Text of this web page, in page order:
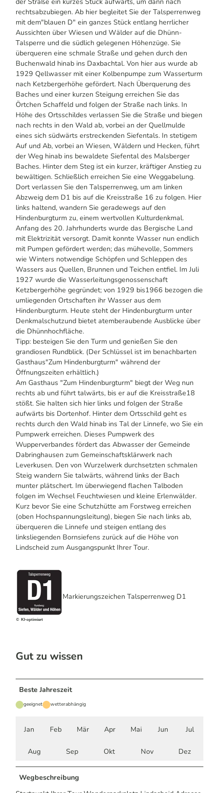
der Straße ein kurzes Stück aufwärts, um dann nach
rechtsabzubiegen. Ab hier begleitet Sie der Talsperrenweg
mit dem"blauen D" ein ganzes Stück entlang herrlicher
Aussichten über Wiesen und Wälder auf die Dhünn-
Talsperre und die südlich gelegenen Höhenzüge. Sie
überqueren eine schmale Straße und gehen durch den
Buchenwald hinab ins Daxbachtal. Von hier aus wurde ab
1929 Qellwasser mit einer Kolbenpumpe zum Wasserturm
nach Ketzbergerhöhe gefördert. Nach Überquerung des
Baches und einer kurzen Steigung erreichen Sie das
Örtchen Schaffeld und folgen der Straße nach links. In
Höhe des Ortsschildes verlassen Sie die Straße und biegen
nach rechts in den Wald ab, vorbei an der Quellmulde
eines sich südwärts erstreckenden Siefentals. In stetigem
Auf und Ab, vorbei an Wiesen, Wäldern und Hecken, führt
der Weg hinab ins bewaldete Siefental des Malsberger
Baches. Hinter dem Steg ist ein kurzer, kräftiger Anstieg zu
bewältigen. Schließlich erreichen Sie eine Weggabelung.
Dort verlassen Sie den Talsperrenweg, um am linken
Abzweig dem D1 bis auf die Kreisstraße 16 zu folgen. Hier
links haltend, wandern Sie geradewegs auf den
Hindenburgturm zu, einem wertvollen Kulturdenkmal.
Anfang des 20. Jahrhunderts wurde das Bergische Land
mit Elektrizität versorgt. Damit konnte Wasser nun endlich
mit Pumpen gefördert werden; das mühevolle, Sommers
wie Winters notwendige Schöpfen und Schleppen des
Wassers aus Quellen, Brunnen und Teichen entfiel. Im Juli
1927 wurde die Wasserleitungsgenossenschaft
Ketzbergerhöhe gegründet; von 1929 bis1966 bezogen die
umliegenden Ortschaften ihr Wasser aus dem
Hindenburgturm. Heute steht der Hindenburgturm unter
Denkmalschutzund bietet atemberaubende Ausblicke über
die Dhünnhochfläche.
Tipp: besteigen Sie den Turm und genießen Sie den
grandiosen Rundblick. (Der Schlüssel ist im benachbarten
Gasthaus"Zum Hindenburgturm" während der
Öffnungszeiten erhältlich.)
Am Gasthaus "Zum Hindenburgturm" biegt der Weg nun
rechts ab und führt talwärts, bis er auf die Kreisstraße18
stößt. Sie halten sich hier links und folgen der Straße
aufwärts bis Dortenhof. Hinter dem Ortsschild geht es
rechts durch den Wald hinab ins Tal der Linnefe, wo Sie ein
Pumpwerk erreichen. Dieses Pumpwerk des
Wupperverbandes fördert das Abwasser der Gemeinde
Dabringhausen zum Gemeinschaftsklärwerk nach
Leverkusen. Den von Wurzelwerk durchsetzten schmalen
Steig wandern Sie talwärts, während links der Bach
munter plätschert. Im überwiegend flachen Talboden
folgen im Wechsel Feuchtwiesen und kleine Erlenwälder.
Kurz bevor Sie eine Schutzhütte am Forstweg erreichen
(oben Hochspannungsleitung), biegen Sie nach links ab,
überqueren die Linnefe und steigen entlang des
linksliegenden Bornsiefens zurück auf die Höhe von
Lindscheid zum Ausgangspunkt Ihrer Tour.
© KI-optimiert
Markierungszeichen Talsperrenweg D1
Gut zu wissen
Beste Jahreszeit
geeignet wetterabhängig
Jan Feb Mär Apr Mai Jun Jul
Aug Sep Okt Nov Dez
Wegbeschreibung